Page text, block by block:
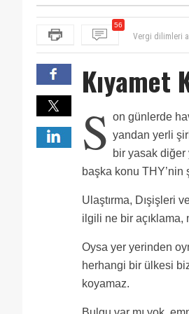
56
adama kaç git
Bu devreden
yolcu Saw
saatlik para
Sayın Ahmet
forward ile
Her gün
Pazar mesaisini
Başkanım yaz
AYIP DEĞİLMİ
OLSUN.SARI
Kıyamet
S on günlerde
yandan yerli
bir yasak diğer
başka konu THY’nin
Ulaştırma, Dışişleri
ilgili ne bir
Oysa yer yerinden
herhangi bir ülkesi
koyamaz.